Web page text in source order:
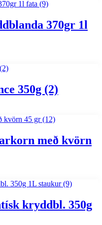
370gr 1l
350g (2)
með kvörn
kryddbl. 350g